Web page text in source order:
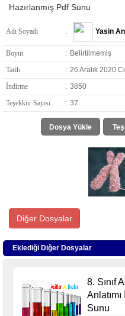
Hazırlanmış Pdf Sunu
Adı Soyadı : Yasin
Boyut : Belirtilmemiş
Tarih
: 26 Aralık 2020
İndirme
: 3850
Teşekkür Sayısı
: 37
Dosya Yükle
Diğer Dosyalar
Eklediği Diğer Dosyalar
8. Sınıf
Sunu